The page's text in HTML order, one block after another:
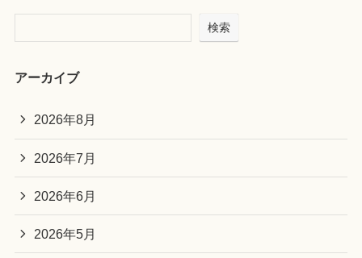
検索
アーカイブ
2026年8月
2026年7月
2026年6月
2026年5月